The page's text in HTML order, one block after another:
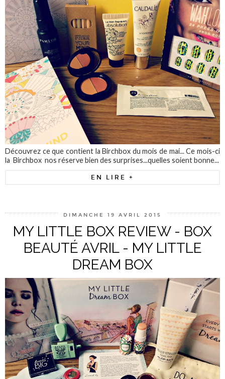
Découvrez ce que contient la Birchbox du mois de mai... Ce mois-ci
la Birchbox nos réserve bien des surprises...quelles soient bonne...
EN LIRE +
DIMANCHE 19 AVRIL 2015
MY LITTLE BOX REVIEW - BOX
BEAUTÉ AVRIL - MY LITTLE
DREAM BOX